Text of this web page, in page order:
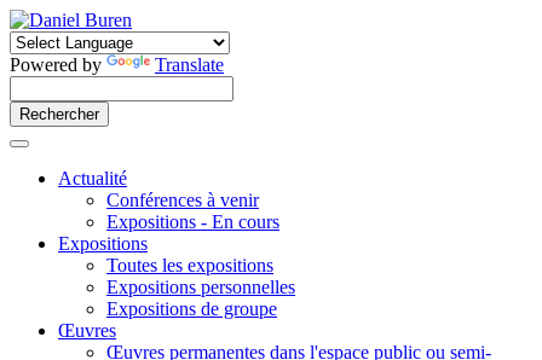
Powered by Translate
Actualité
Conférences à venir
Expositions - En cours
Expositions
Toutes les expositions
Expositions personnelles
Expositions de groupe
Œuvres
Œuvres permanentes dans l'espace public ou semi-